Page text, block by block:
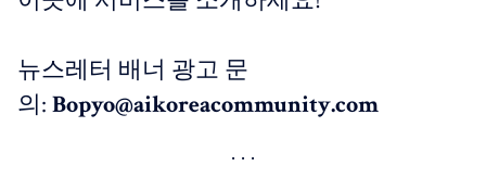
뉴스레터 배너 광고 문
의: Bopyo@aikoreacommunity.com